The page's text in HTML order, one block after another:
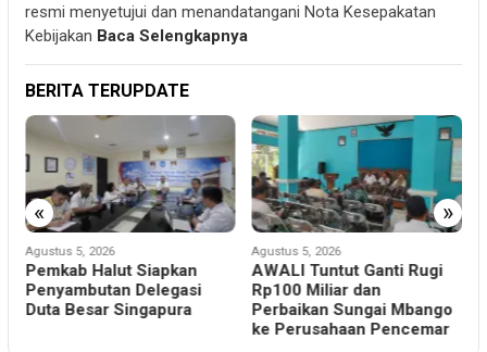
resmi menyetujui dan menandatangani Nota Kesepakatan
Kebijakan Baca Selengkapnya
BERITA TERUPDATE
« »
Agustus 5, 2026
Pemkab Halut Siapkan
Penyambutan Delegasi
Duta Besar Singapura
Agustus 5, 2026
AWALI Tuntut Ganti Rugi
Rp100 Miliar dan
Perbaikan Sungai Mbango
ke Perusahaan Pencemar